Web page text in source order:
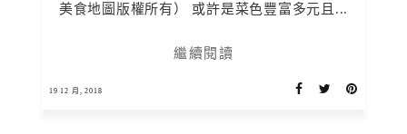
美食地圖版權所有） 或許是菜色豐富多元且...
繼續閱讀
19 12 月, 2018